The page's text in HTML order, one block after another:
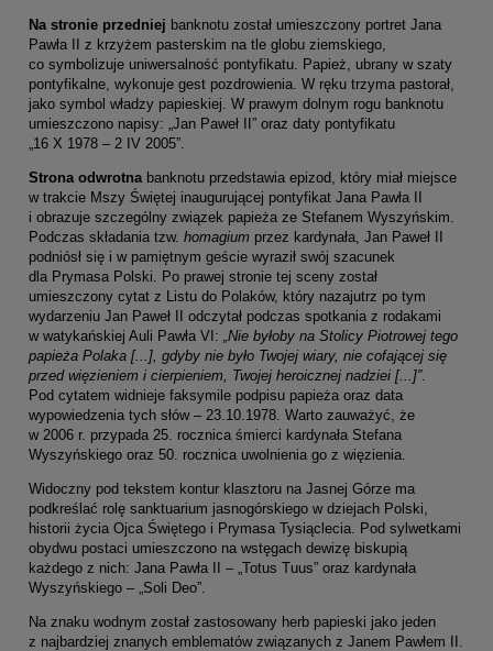
Na stronie przedniej banknotu został umieszczony portret Jana
Pawła II z krzyżem pasterskim na tle globu ziemskiego,
co symbolizuje uniwersalność pontyfikatu. Papież, ubrany w szaty
pontyfikalne, wykonuje gest pozdrowienia. W ręku trzyma pastorał,
jako symbol władzy papieskiej. W prawym dolnym rogu banknotu
umieszczono napisy: „Jan Paweł II” oraz daty pontyfikatu
„16 X 1978 – 2 IV 2005”.
Strona odwrotna banknotu przedstawia epizod, który miał miejsce
w trakcie Mszy Świętej inaugurującej pontyfikat Jana Pawła II
i obrazuje szczególny związek papieża ze Stefanem Wyszyńskim.
Podczas składania tzw. homagium przez kardynała, Jan Paweł II
podniósł się i w pamiętnym geście wyraził swój szacunek
dla Prymasa Polski. Po prawej stronie tej sceny został
umieszczony cytat z Listu do Polaków, który nazajutrz po tym
wydarzeniu Jan Paweł II odczytał podczas spotkania z rodakami
w watykańskiej Auli Pawła VI: „Nie byłoby na Stolicy Piotrowej tego
papieża Polaka [...], gdyby nie było Twojej wiary, nie cofającej się
przed więzieniem i cierpieniem, Twojej heroicznej nadziei [...]”.
Pod cytatem widnieje faksymile podpisu papieża oraz data
wypowiedzenia tych słów – 23.10.1978. Warto zauważyć, że
w 2006 r. przypada 25. rocznica śmierci kardynała Stefana
Wyszyńskiego oraz 50. rocznica uwolnienia go z więzienia.
Widoczny pod tekstem kontur klasztoru na Jasnej Górze ma
podkreślać rolę sanktuarium jasnogórskiego w dziejach Polski,
historii życia Ojca Świętego i Prymasa Tysiąclecia. Pod sylwetkami
obydwu postaci umieszczono na wstęgach dewizę biskupią
każdego z nich: Jana Pawła II – „Totus Tuus” oraz kardynała
Wyszyńskiego – „Soli Deo”.
Na znaku wodnym został zastosowany herb papieski jako jeden
z najbardziej znanych emblematów związanych z Janem Pawłem II.